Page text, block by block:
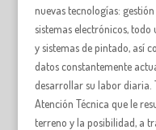
nuevas tecnologías:
sistemas electrónicos,
y sistemas de pintado, así
datos constantemente
desarrollar su labor diaria.
Atención Técnica que le
terreno y la posibilidad, a